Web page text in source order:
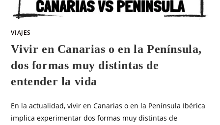
VIAJES
Vivir en Canarias o en la Península,
dos formas muy distintas de
entender la vida
En la actualidad, vivir en Canarias o en la Península Ibérica
implica experimentar dos formas muy distintas de